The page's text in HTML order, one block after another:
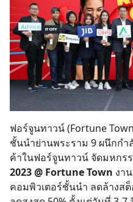
ฟอร์จูนทาวน์ (Fortune
ชั้นนำย่านพระราม 9 ผนึกก
ค้าในฟอร์จูนทาวน์ จัดมหกร
2023 @ Fortune Town งา
คอมพิวเตอร์ชั้นนำ ลดล้างส